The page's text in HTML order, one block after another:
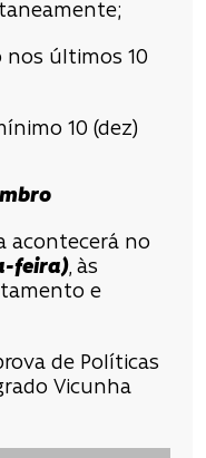
nos últimos 10
10 (dez)
acontecerá no
feira), às
e
de Políticas
Vicunha